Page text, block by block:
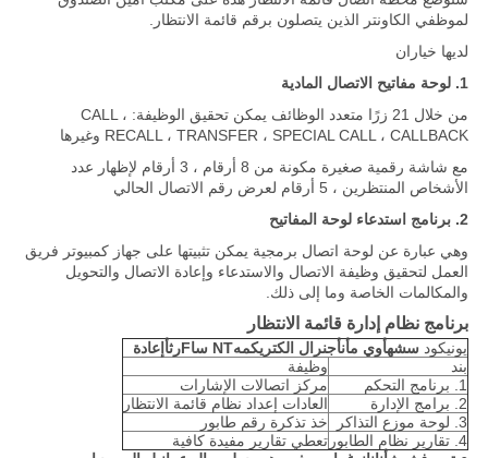
لموظفي الكاونتر الذين يتصلون برقم قائمة الانتظار.
لديها خياران
1. لوحة مفاتيح الاتصال المادية
من خلال 21 زرًا متعدد الوظائف يمكن تحقيق الوظيفة: CALL ،
RECALL ، TRANSFER ، SPECIAL CALL ، CALLBACK وغيرها
مع شاشة رقمية صغيرة مكونة من 8 أرقام ، 3 أرقام لإظهار عدد
الأشخاص المنتظرين ، 5 أرقام لعرض رقم الاتصال الحالي
2. برنامج استدعاء لوحة المفاتيح
وهي عبارة عن لوحة اتصال برمجية يمكن تثبيتها على جهاز كمبيوتر فريق
العمل لتحقيق وظيفة الاتصال والاستدعاء وإعادة الاتصال والتحويل
والمكالمات الخاصة وما إلى ذلك.
برنامج نظام إدارة قائمة الانتظار
يونيكود سشهأوي مأنأجنرال الكتريكمهNT ساFر ثأ إعادة
بند
وظيفة
1. برنامج التحكم
مركز اتصالات الإشارات
2. برامج الإدارة
العادات إعداد نظام قائمة الانتظار
3. لوحة موزع التذاكر
خذ تذكرة رقم طابور
4. تقارير نظام الطابور
تعطي تقارير مفيدة كافية